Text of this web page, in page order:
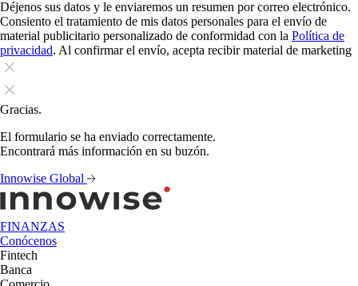
Déjenos sus datos y le enviaremos un resumen por correo electrónico.
Consiento el tratamiento de mis datos personales para el envío de
material publicitario personalizado de conformidad con la Política de
privacidad. Al confirmar el envío, acepta recibir material de marketing
Gracias.
El formulario se ha enviado correctamente.
Encontrará más información en su buzón.
Innowise Global
FINANZAS
Conócenos
Fintech
Banca